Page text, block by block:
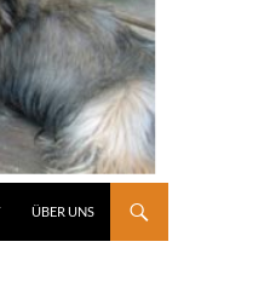
ÜBER UNS